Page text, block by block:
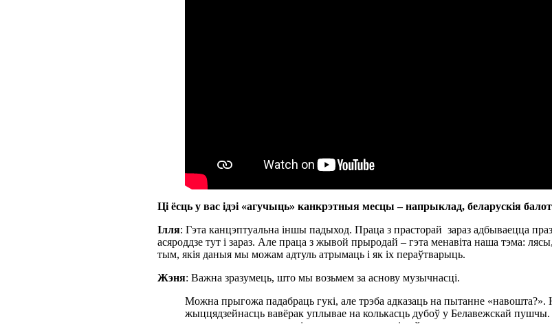
Ці ёсць у вас ідэі «агучыць» канкрэтныя месцы – напрыклад, беларускія
Ілля: Гэта канцэптуальна іншы падыход. Праца з прасторай зараз адбываецца
асяроддзе тут і зараз. Але праца з жывой прыродай – гэта менавіта наша тэма:
тым, якія даныя мы можам адтуль атрымаць і як іх пераўтварыць.
Жэня: Важна зразумець, што мы возьмем за аснову музычнасці.
Можна прыгожа падабраць гукі, але трэба адказаць на пытанне
жыццядзейнасць вавёрак уплывае на колькасць дубоў у Белавежскай